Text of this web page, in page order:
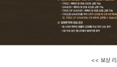
<< 보상